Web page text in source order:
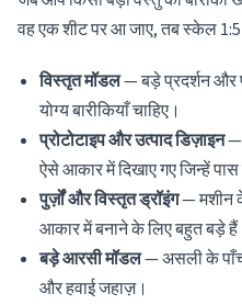
वह एक शीट पर आ जाए, तब स्केल 1:5
विस्तृत मॉडल— बड़े प्रदर्शन और
योग्य बारीकियाँ चाहिए।
प्रोटोटाइप और उत्पाद डिज़ाइन—
ऐसे आकार में दिखाए गए जिन्हें
पुर्ज़ों और विस्तृत ड्रॉइंग— मशीन
आकार में बनाने के लिए बहुत बड़े
बड़े आरसी मॉडल— असली के
और हवाई जहाज़।